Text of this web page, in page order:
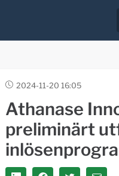
2024-11-20 16:05
Athanase
preliminärt